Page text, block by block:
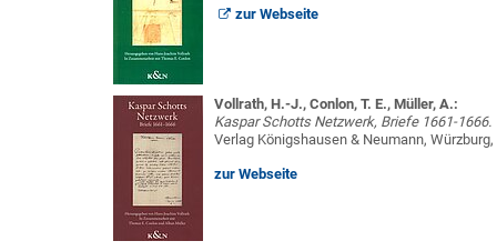
zur Webseite
Vollrath, H.-J., Conlon, T. E., Müller, A.:
Kaspar Schotts Netzwerk, Briefe 1661-1666.
Verlag Königshausen & Neumann, Würzburg,
zur Webseite